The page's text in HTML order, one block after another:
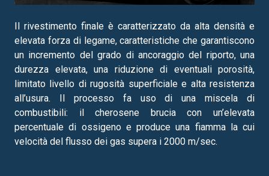
Il rivestimento finale è caratterizzato da alta densità e
elevata forza di legame, caratteristiche che garantiscono
un incremento del grado di ancoraggio del riporto, una
durezza elevata, una riduzione di eventuali porosità,
limitato livello di rugosità superficiale e alta resistenza
all’usura. Il processo fa uso di una miscela di
combustibili: il cherosene brucia con un’elevata
percentuale di ossigeno e produce una fiamma la cui
velocità del flusso dei gas supera i 2000 m/sec.